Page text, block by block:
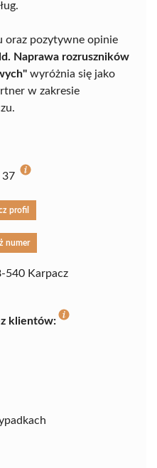
oraz pozytywne opinie
Naprawa rozruszników
wyróżnia się jako
w zakresie
37
profil
numer
540 Karpacz
klientów: